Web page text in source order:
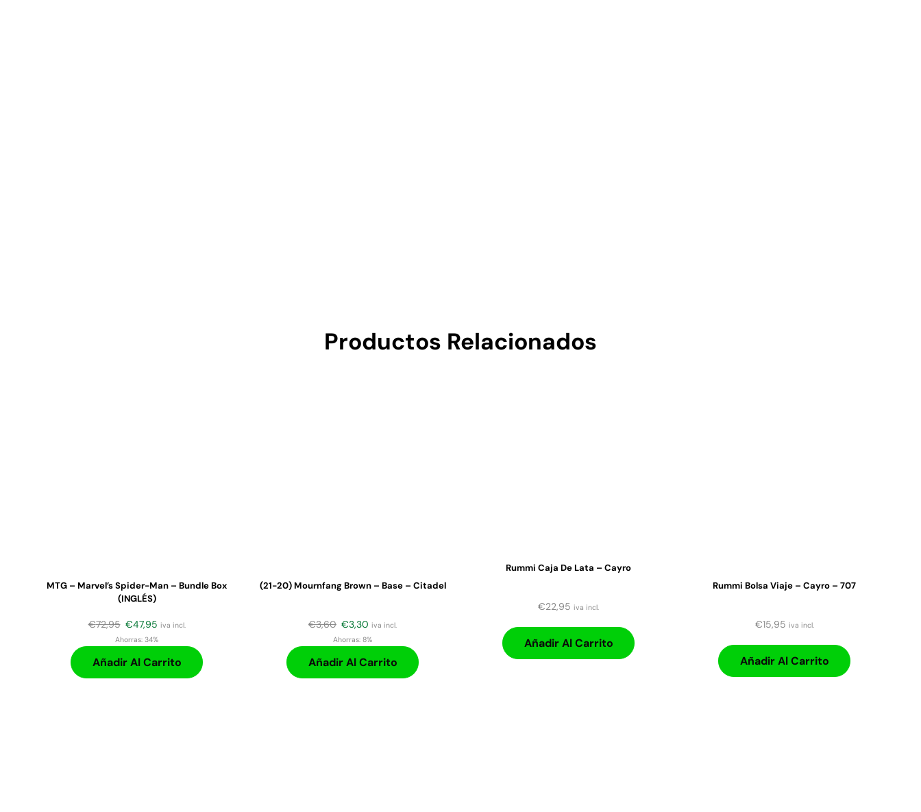
Productos Relacionados
MTG – Marvel’s Spider-Man – Bundle Box
(INGLÉS)
€72,95 €47,95 iva incl.
Ahorras: 34%
Añadir Al Carrito
(21-20) Mournfang Brown – Base – Citadel
€3,60 €3,30 iva incl.
Ahorras: 8%
Añadir Al Carrito
Rummi Caja De Lata – Cayro
€22,95 iva incl.
Añadir Al Carrito
Rummi Bolsa Viaje – Cayro – 707
€15,95 iva incl.
Añadir Al Carrito